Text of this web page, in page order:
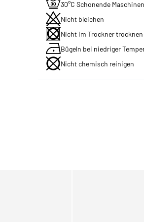
30°C Schonende
Nicht bleichen
Nicht im Trockner trocknen
Bügeln bei niedriger
Nicht chemisch reinigen